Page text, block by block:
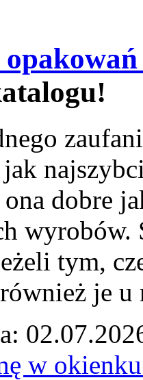
dobre
tym,
je u
w